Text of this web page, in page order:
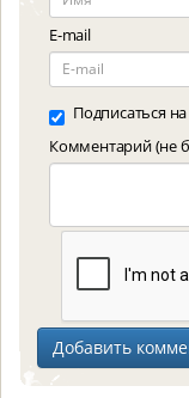
E-mail
Подписаться
Комментарий (не